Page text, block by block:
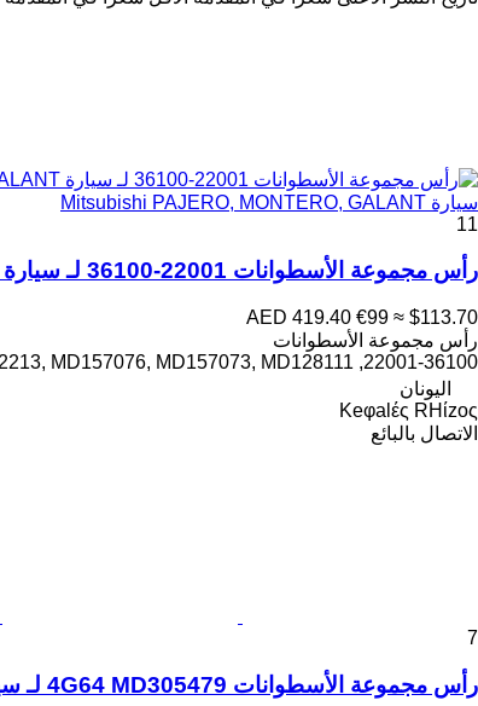
سيارة Mitsubishi PAJERO, MONTERO, GALANT
11
رأس مجموعة الأسطوانات 22001-36100 لـ سيارة Mitsubishi PAJERO, MONTERO, GALANT
AED 419.40 €99 ≈ $113.70
رأس مجموعة الأسطوانات
22001-36100, MD307678, MD301620, MD182213, MD157076, MD157073, MD128111
اليونان
Keφalές RHίzoς
الاتصال بالبائع
7
رأس مجموعة الأسطوانات 4G64 MD305479 لـ سيارة فان Mitsubishi L400